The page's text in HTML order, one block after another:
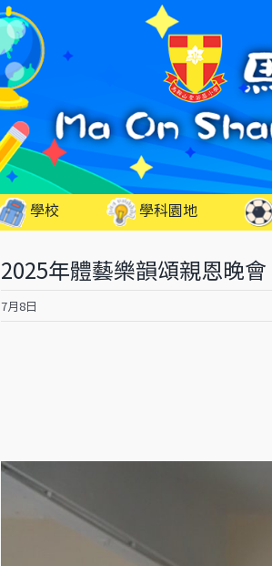
學校 學科園地
2025年體藝樂韻頌親恩晚會
7月8日